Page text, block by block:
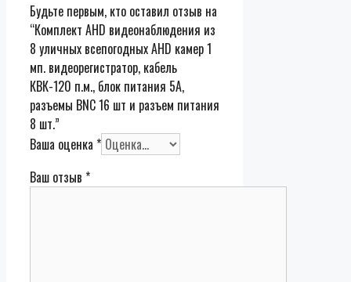
Будьте первым, кто оставил отзыв на
“Комплект AHD видеонаблюдения из
8 уличных всепогодных AHD камер 1
мп. видеорегистратор, кабель
КВК-120 п.м., блок питания 5А,
разъемы BNC 16 шт и разъем питания
8 шт.”
Ваша оценка *
Ваш отзыв *